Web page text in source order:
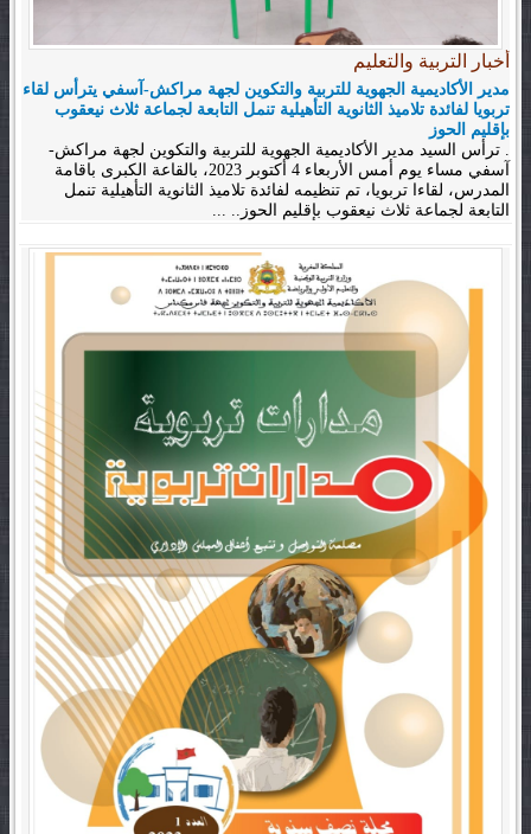
أخبار التربية والتعليم
مدير الأكاديمية الجهوية للتربية والتكوين لجهة مراكش-آسفي يترأس لقاء
تربويا لفائدة تلاميذ الثانوية التأهيلية تنمل التابعة لجماعة ثلاث نيعقوب
بإقليم الحوز
. ترأس السيد مدير الأكاديمية الجهوية للتربية والتكوين لجهة مراكش-
آسفي مساء يوم أمس الأربعاء 4 أكتوبر 2023، بالقاعة الكبرى باقامة
المدرس، لقاءا تربويا، تم تنظيمه لفائدة تلاميذ الثانوية التأهيلية تنمل
التابعة لجماعة ثلاث نيعقوب بإقليم الحوز.. ...